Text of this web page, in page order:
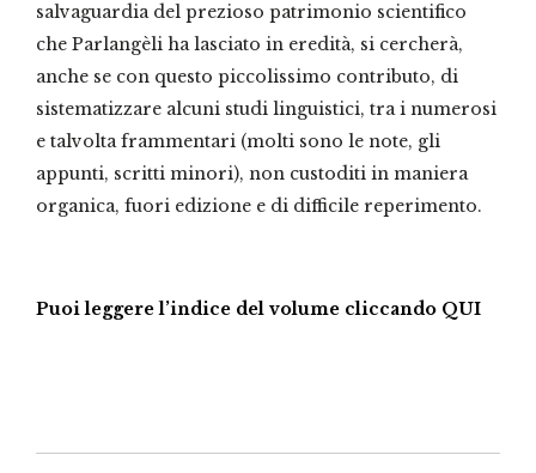
salvaguardia del prezioso patrimonio scientifico
che Parlangèli ha lasciato in eredità, si cercherà,
anche se con questo piccolissimo contributo, di
sistematizzare alcuni studi linguistici, tra i numerosi
e talvolta frammentari (molti sono le note, gli
appunti, scritti minori), non custoditi in maniera
organica, fuori edizione e di difficile reperimento.
Puoi leggere l’indice del volume cliccando QUI